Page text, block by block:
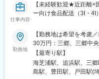
駅、大神宮下駅、勝田
川崎駅、築地駅、小伝
駅、都電雑司ケ谷駅、
駅、大崎駅、溜池山王
駅、京王多摩センター
岩村田駅、東静岡駅、
駅、栄町駅(愛知県)、半
牧口駅、西枇杷島駅、
仕事内容
【未経験歓迎★近距離×
ー向け食品配送（3t・4t
勤務地
【勤務地は希望を考慮
30万円：三郷、三郷中
新潟★三郷、三郷中央
積極採用中！☆関東●横
ふ頭●追浜営業所：神奈
【最寄り駅】
海芝浦駅、追浜駅、三
島駅、豊田駅、戸田駅(